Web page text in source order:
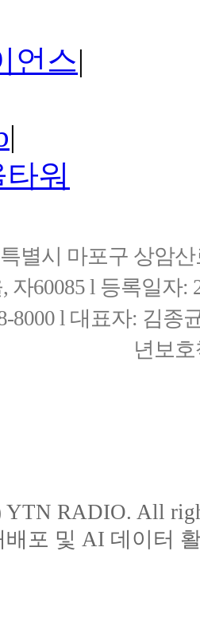
언스|
|
워
별시 마포구 상암
자60085 l 등록일자:
8000 l 대표자: 김종
년보
YTN RADIO. All
배포 및 AI 데이터